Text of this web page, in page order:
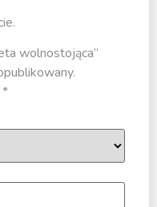
wolnostojąca”
*